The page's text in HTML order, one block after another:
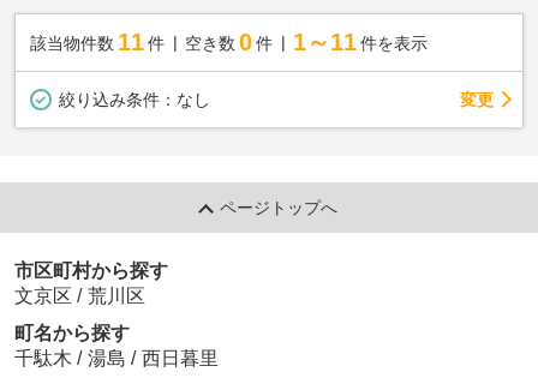
該当物件数 11件 空き数 0 件 1～11 件を表示
絞り込み条件： なし 変更
ページトップへ
市区町村から探す
文京区 / 荒川区
町名から探す
千駄木 / 湯島 / 西日暮里